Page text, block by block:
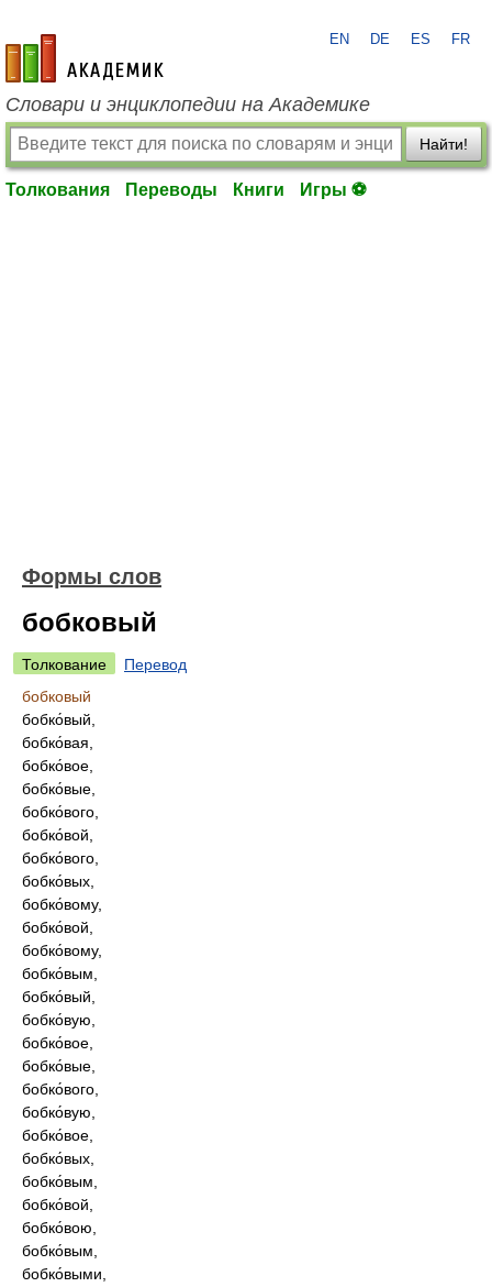
academic.ru
EN DE ES FR
Словари и энциклопедии на Академике
Найти!
Толкования Переводы Книги Игры ⚽
Формы слов
бобковый
Толкование
Перевод
бобковый
бобко́вый,
бобко́вая,
бобко́вое,
бобко́вые,
бобко́вого,
бобко́вой,
бобко́вого,
бобко́вых,
бобко́вому,
бобко́вой,
бобко́вому,
бобко́вым,
бобко́вый,
бобко́вую,
бобко́вое,
бобко́вые,
бобко́вого,
бобко́вую,
бобко́вое,
бобко́вых,
бобко́вым,
бобко́вой,
бобко́вою,
бобко́вым,
бобко́выми,